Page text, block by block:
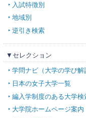
入試特徴別
地域別
逆引き検索
▼セレクション
学問ナビ（大学の学び解
日本の女子大学一覧
編入学制度のある大学検
大学院ホームページ案内